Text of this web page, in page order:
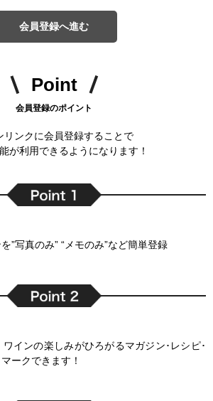
会員登録へ進む
Point
会員登録のポイント
リンクに会員登録することで
が利用できるようになります！
”写真のみ” “メモのみ”など簡単登録
インの楽しみがひろがるマガジン･レシピ･
ークできます！